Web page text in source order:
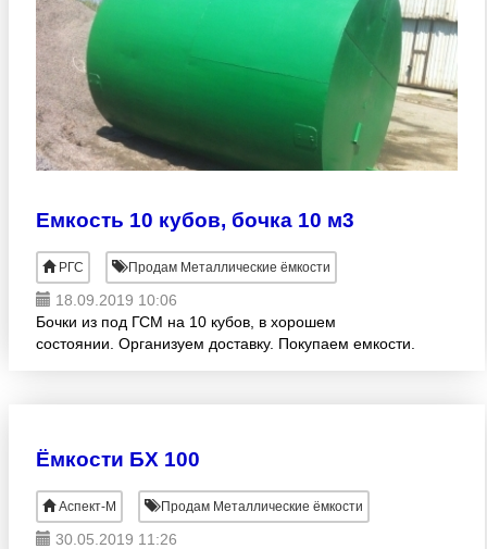
Емкость 10 кубов, бочка 10 м3
РГС Продам Металлические ёмкости
18.09.2019 10:06
Бочки из под ГСМ на 10 кубов, в хорошем
состоянии. Организуем доставку. Покупаем емкости.
Ёмкости БХ 100
Аспект-М Продам Металлические ёмкости
30.05.2019 11:26